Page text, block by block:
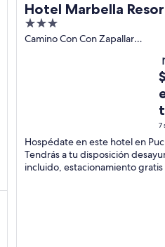
Hotel Marbella
3
out
Camino Con Con Zapallar
7
Hospédate en este hotel en
Tendrás a tu disposición
incluido, estacionamiento gratis